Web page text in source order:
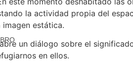
la actividad propia del
estática.
un diálogo sobre el
en ellos.